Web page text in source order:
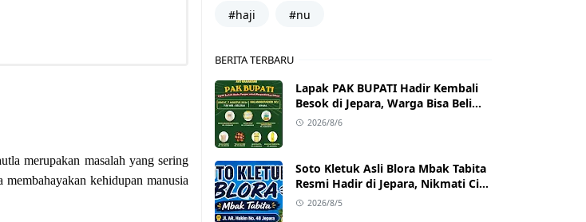
merupakan masalah yang sering
kehidupan manusia
#haji #nu
BERITA TERBARU
Lapak PAK BUPATI Hadir Kembali
Besok di Jepara, Warga Bisa Beli
Beras hingga Minyak Goreng
2026/8/6
Soto Kletuk Asli Blora Mbak Tabita
Resmi Hadir di Jepara, Nikmati Cita
Rasa Autentik Mulai Rp10 Ribu
2026/8/5